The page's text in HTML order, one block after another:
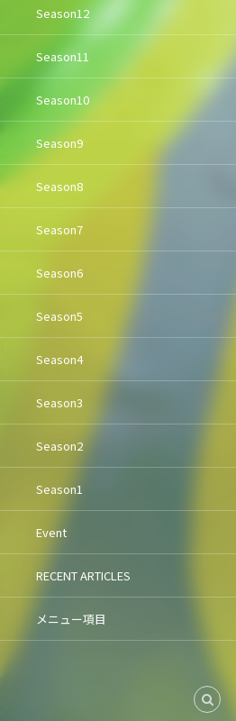
Season12
Season11
Season10
Season9
Season8
Season7
Season6
Season5
Season4
Season3
Season2
Season1
Event
RECENT ARTICLES
メニュー項目